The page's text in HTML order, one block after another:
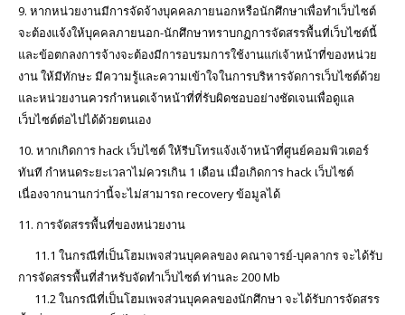
9. หากหน่วยงานมีการจัดจ้างบุคคลภายนอกหรือนักศึกษาเพื่อทำเว็บไซต์
จะต้องแจ้งให้บุคคลภายนอก-นักศึกษาทราบกฏการจัดสรรพื้นที่เว็บไซต์นี้
และข้อตกลงการจ้างจะต้องมีการอบรมการใช้งานแก่เจ้าหน้าที่ของหน่วย
งาน ให้มีทักษะ มีความรู้และความเข้าใจในการบริหารจัดการเว็บไซต์ด้วย
และหน่วยงานควรกำหนดเจ้าหน้าที่ที่รับผิดชอบอย่างชัดเจนเพื่อดูแล
เว็บไซต์ต่อไปได้ด้วยตนเอง
10. หากเกิดการ hack เว็บไซต์ ให้รีบโทรแจ้งเจ้าหน้าที่ศูนย์คอมพิวเตอร์
ทันที กำหนดระยะเวลาไม่ควรเกิน 1 เดือน เมื่อเกิดการ hack เว็บไซต์
เนื่องจากนานกว่านี้จะไม่สามารถ recovery ข้อมูลได้
11. การจัดสรรพื้นที่ของหน่วยงาน
11.1 ในกรณีที่เป็นโฮมเพจส่วนบุคคลของ คณาจารย์-บุคลากร จะได้รับ
การจัดสรรพื้นที่สำหรับจัดทำเว็บไซต์ ท่านละ 200 Mb
11.2 ในกรณีที่เป็นโฮมเพจส่วนบุคคลของนักศึกษา จะได้รับการจัดสรร